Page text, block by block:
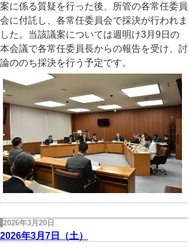
案に係る質疑を行った後、所管の各常任委員
会に付託し、各常任委員会で採決が行われま
した。当該議案については週明け3月9日の
本会議で各常任委員長からの報告を受け、討
論ののち採決を行う予定です。
2026年3月20日
2026年3月7日（土）